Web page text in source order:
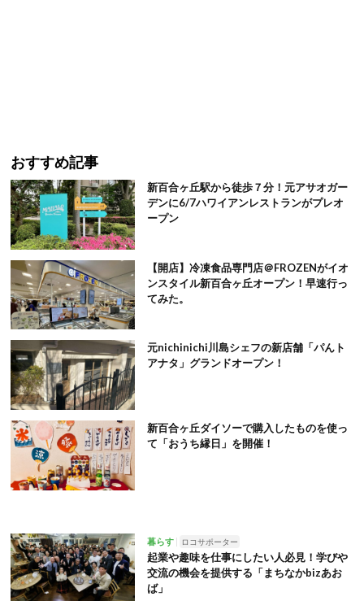
おすすめ記事
新百合ヶ丘駅から徒歩７分！元アサオガー
デンに6/7ハワイアンレストランがプレオ
ープン
【開店】冷凍食品専門店＠FROZENがイオ
ンスタイル新百合ヶ丘オープン！早速行っ
てみた。
元nichinichi川島シェフの新店舗「パんト
アナタ」グランドオープン！
新百合ヶ丘ダイソーで購入したものを使っ
て「おうち縁日」を開催！
暮らす ロコサポーター
起業や趣味を仕事にしたい人必見！学びや
交流の機会を提供する「まちなかbizあお
ば」